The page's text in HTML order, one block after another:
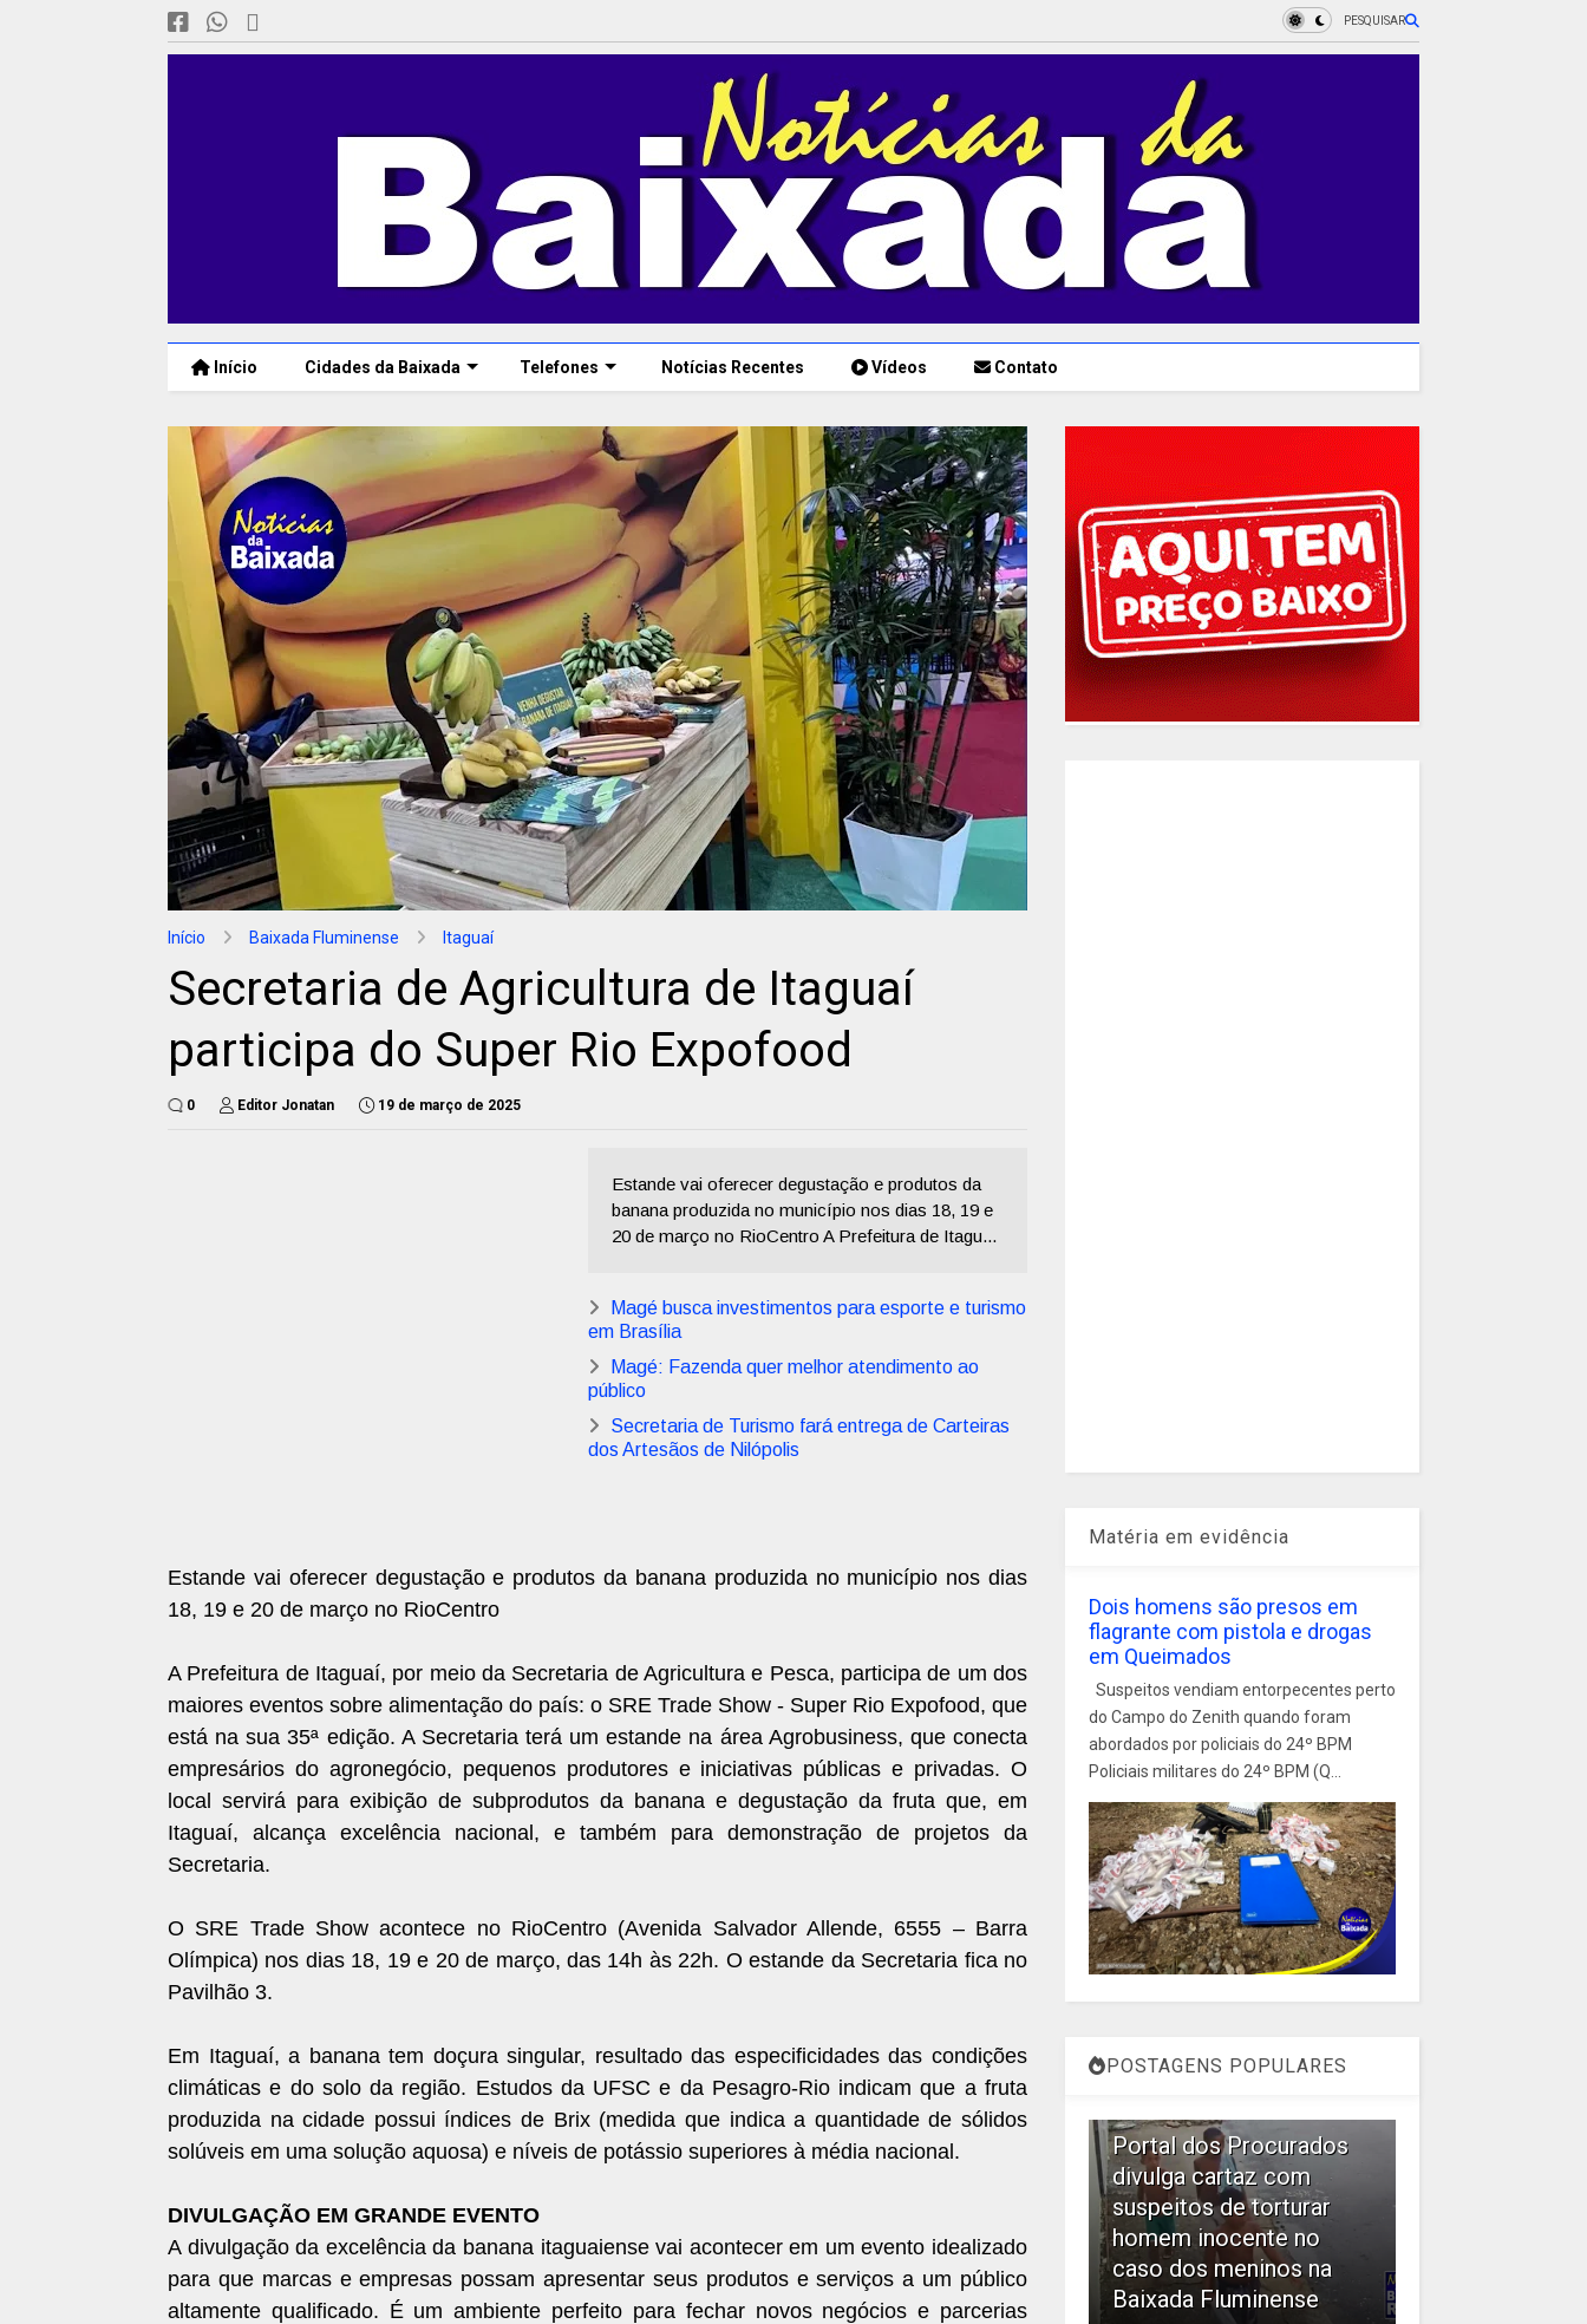
PESQUISAR
Início Cidades da Baixada Telefones Notícias Recentes Vídeos Contato
Início Baixada Fluminense Itaguaí
Secretaria de Agricultura de Itaguaí
participa do Super Rio Expofood
0 Editor Jonatan 19 de março de 2025
Estande vai oferecer degustação e produtos da
banana produzida no município nos dias 18, 19 e
20 de março no RioCentro A Prefeitura de Itagu...
Magé busca investimentos para esporte e turismo
em Brasília
Magé: Fazenda quer melhor atendimento ao
público
Secretaria de Turismo fará entrega de Carteiras
dos Artesãos de Nilópolis
Estande vai oferecer degustação e produtos da banana produzida no município nos dias
18, 19 e 20 de março no RioCentro
A Prefeitura de Itaguaí, por meio da Secretaria de Agricultura e Pesca, participa de um dos
maiores eventos sobre alimentação do país: o SRE Trade Show - Super Rio Expofood, que
está na sua 35ª edição. A Secretaria terá um estande na área Agrobusiness, que conecta
empresários do agronegócio, pequenos produtores e iniciativas públicas e privadas. O
local servirá para exibição de subprodutos da banana e degustação da fruta que, em
Itaguaí, alcança excelência nacional, e também para demonstração de projetos da
Secretaria.
O SRE Trade Show acontece no RioCentro (Avenida Salvador Allende, 6555 – Barra
Olímpica) nos dias 18, 19 e 20 de março, das 14h às 22h. O estande da Secretaria fica no
Pavilhão 3.
Em Itaguaí, a banana tem doçura singular, resultado das especificidades das condições
climáticas e do solo da região. Estudos da UFSC e da Pesagro-Rio indicam que a fruta
produzida na cidade possui índices de Brix (medida que indica a quantidade de sólidos
solúveis em uma solução aquosa) e níveis de potássio superiores à média nacional.
DIVULGAÇÃO EM GRANDE EVENTO
A divulgação da excelência da banana itaguaiense vai acontecer em um evento idealizado
para que marcas e empresas possam apresentar seus produtos e serviços a um público
altamente qualificado. É um ambiente perfeito para fechar novos negócios e parcerias
Matéria em evidência
Dois homens são presos em
flagrante com pistola e drogas
em Queimados
Suspeitos vendiam entorpecentes perto
do Campo do Zenith quando foram
abordados por policiais do 24º BPM
Policiais militares do 24º BPM (Q...
POSTAGENS POPULARES
Portal dos Procurados
divulga cartaz com
suspeitos de torturar
homem inocente no
caso dos meninos na
Baixada Fluminense